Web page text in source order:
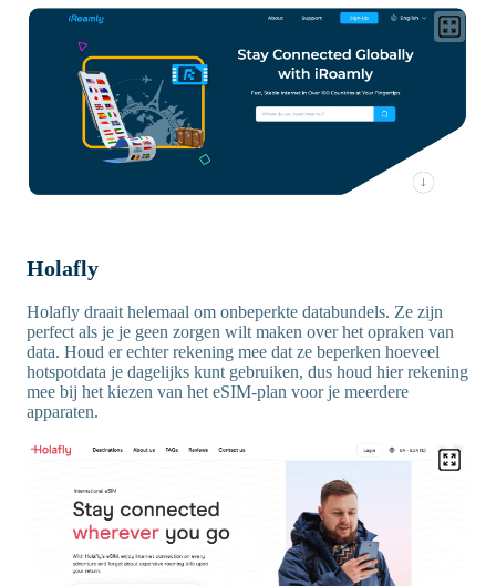
Holafly
Holafly draait helemaal om onbeperkte databundels. Ze zijn
perfect als je je geen zorgen wilt maken over het opraken van
data. Houd er echter rekening mee dat ze beperken hoeveel
hotspotdata je dagelijks kunt gebruiken, dus houd hier rekening
mee bij het kiezen van het eSIM-plan voor je meerdere
apparaten.